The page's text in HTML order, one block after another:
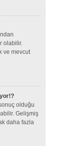
olabilir.
ve mevcut
olduğu
Gelişmiş
daha fazla